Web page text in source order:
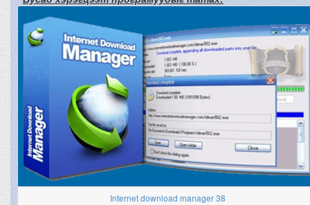
Internet download manager 38